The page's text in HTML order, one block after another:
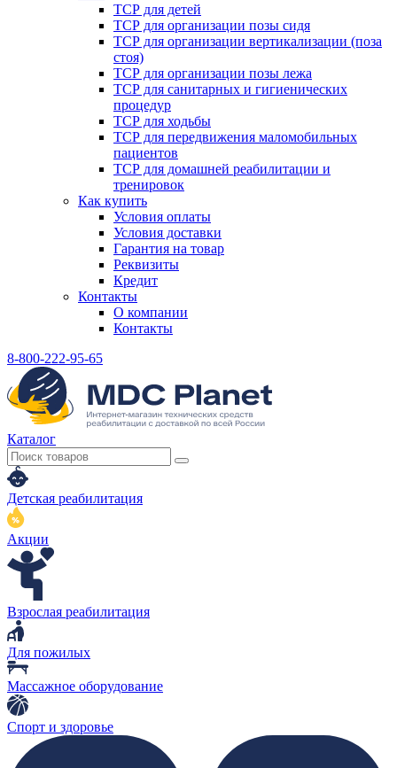
ТСР для детей
ТСР для организации позы сидя
ТСР для организации вертикализации (поза
стоя)
ТСР для организации позы лежа
ТСР для санитарных и гигиенических
процедур
ТСР для ходьбы
ТСР для передвижения маломобильных
пациентов
ТСР для домашней реабилитации и
тренировок
Как купить
Условия оплаты
Условия доставки
Гарантия на товар
Реквизиты
Кредит
Контакты
О компании
Контакты
8-800-222-95-65
Каталог
Детская реабилитация
Акции
Взрослая реабилитация
Для пожилых
Массажное оборудование
Спорт и здоровье